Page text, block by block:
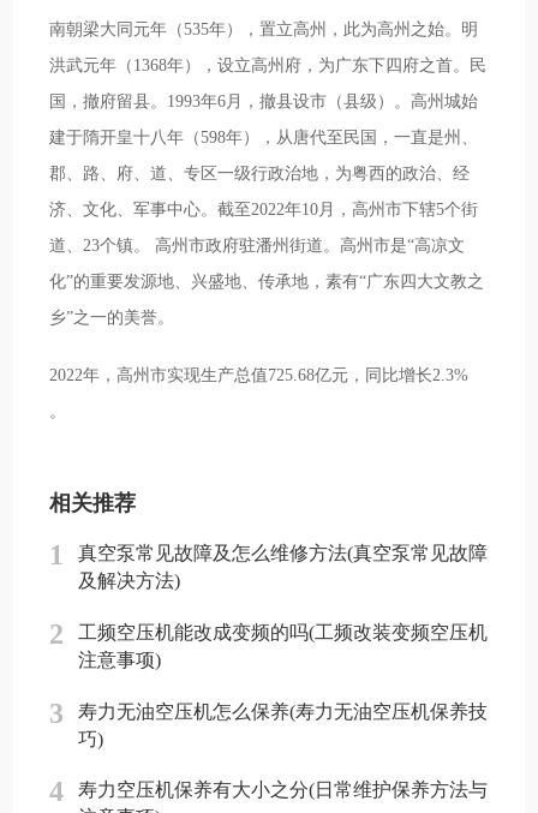
南朝梁大同元年（535年），置立高州，此为高州之始。明
洪武元年（1368年），设立高州府，为广东下四府之首。民
国，撤府留县。1993年6月，撤县设市（县级）。高州城始
建于隋开皇十八年（598年），从唐代至民国，一直是州、
郡、路、府、道、专区一级行政治地，为粤西的政治、经
济、文化、军事中心。截至2022年10月，高州市下辖5个街
道、23个镇。 高州市政府驻潘州街道。高州市是“高凉文
化”的重要发源地、兴盛地、传承地，素有“广东四大文教之
乡”之一的美誉。
2022年，高州市实现生产总值725.68亿元，同比增长2.3%
。
相关推荐
1
真空泵常见故障及怎么维修方法(真空泵常见故障
及解决方法)
2
工频空压机能改成变频的吗(工频改装变频空压机
注意事项)
3
寿力无油空压机怎么保养(寿力无油空压机保养技
巧)
4
寿力空压机保养有大小之分(日常维护保养方法与